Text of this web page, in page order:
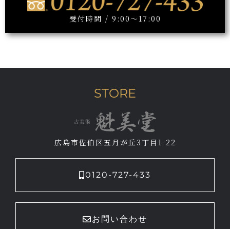
受付時間 / 9:00～17:00
STORE
広島市佐伯区五月が丘3丁目1-22
0120-727-433
お問い合わせ